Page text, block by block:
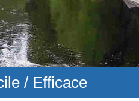
/ Efficace